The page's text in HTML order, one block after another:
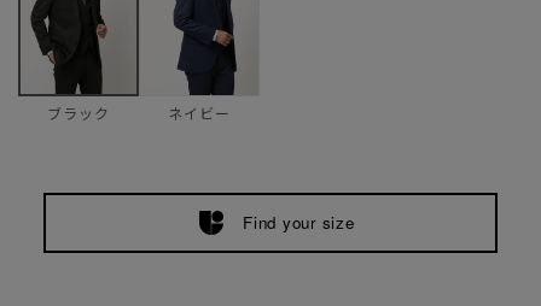
ブラック ネイビー
Find your size